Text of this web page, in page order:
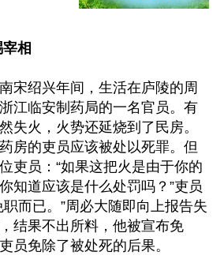
相
宋绍兴年间，生活在庐陵的周
江临安制药局的一名官员。有
失火，火势还延烧到了民房。
房的吏员应该被处以死罪。但
吏员：“如果这把火是由于你的
知道应该是什么处罚吗？”吏员
职而已。”周必大随即向上报告失
结果不出所料，他被宣布免
员免除了被处死的后果。